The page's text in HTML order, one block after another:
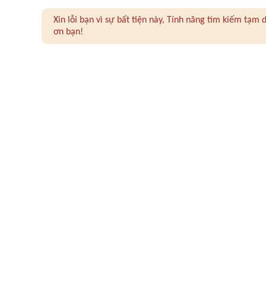
Xin lỗi bạn vì sự bất tiện này, Tính năng tìm kiếm
ơn bạn!